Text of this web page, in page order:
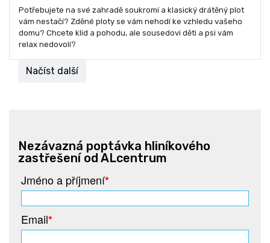
Potřebujete na své zahradě soukromí a klasický drátěný plot
vám nestačí? Zděné ploty se vám nehodí ke vzhledu vašeho
domu? Chcete klid a pohodu, ale sousedovi děti a psi vám
relax nedovolí?
Načíst další
Nezávazná poptávka hliníkového
zastřešení od ALcentrum
Jméno a příjmení*
Email*